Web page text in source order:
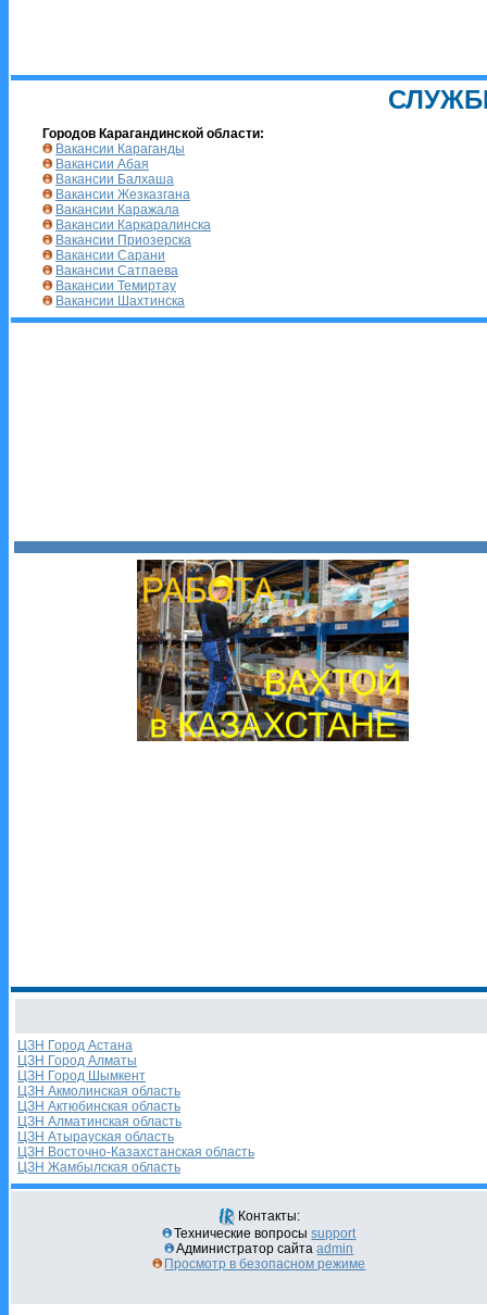
Городов Карагандинской области:
Вакансии Караганды
Вакансии Абая
Вакансии Балхаша
Вакансии Жезказгана
Вакансии Каражала
Вакансии Каркаралинска
Вакансии Приозерска
Вакансии Сарани
Вакансии Сатпаева
Вакансии Темиртау
Вакансии Шахтинска
ЦЗН Город Астана
ЦЗН Город Алматы
ЦЗН Город Шымкент
ЦЗН Акмолинская область
ЦЗН Актюбинская область
ЦЗН Алматинская область
ЦЗН Атырауская область
ЦЗН Восточно-Казахстанская область
ЦЗН Жамбылская область
Контакты:
Технические вопросыsupport
Администратор сайтаadmin
Просмотр в безопасном режиме